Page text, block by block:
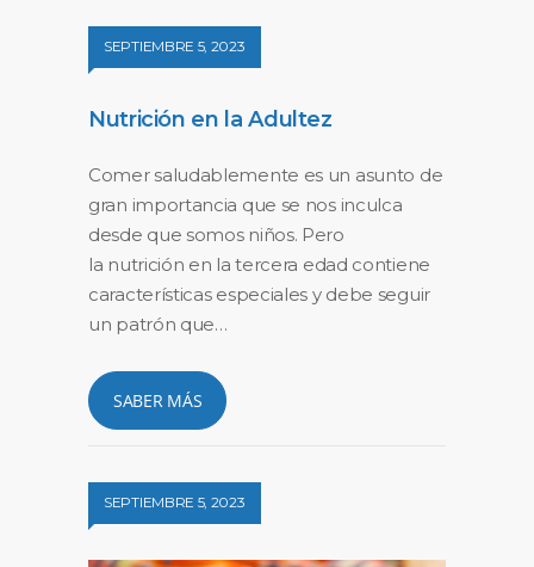
SEPTIEMBRE 5, 2023
Nutrición en la Adultez
Comer saludablemente es un asunto de
gran importancia que se nos inculca
desde que somos niños. Pero
la nutrición en la tercera edad contiene
características especiales y debe seguir
un patrón que…
SABER MÁS
SEPTIEMBRE 5, 2023